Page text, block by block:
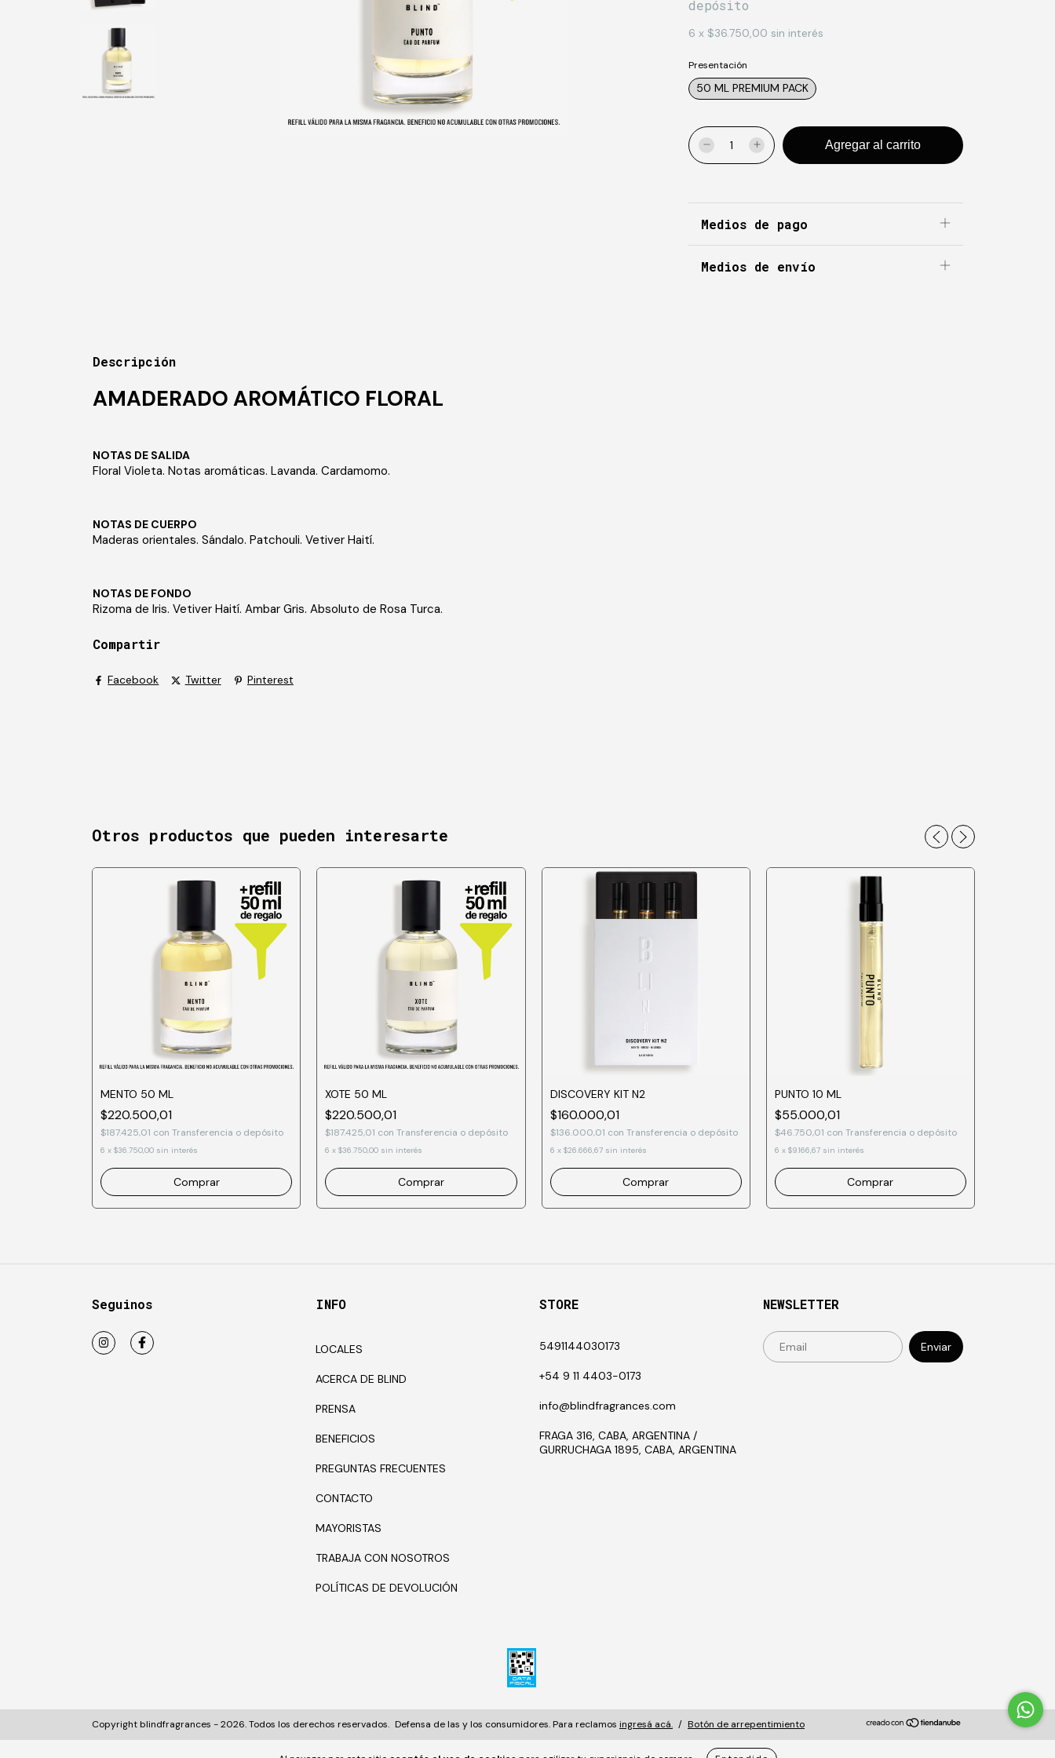
depósito
6 x $36.750,00 sin interés
Presentación
50 ML PREMIUM PACK
Medios de pago
Medios de envío
Descripción
AMADERADO AROMÁTICO FLORAL
NOTAS DE SALIDA
Floral Violeta. Notas aromáticas. Lavanda. Cardamomo.
NOTAS DE CUERPO
Maderas orientales. Sándalo. Patchouli. Vetiver Haití.
NOTAS DE FONDO
Rizoma de Iris. Vetiver Haití. Ambar Gris. Absoluto de Rosa Turca.
Compartir
Facebook Twitter Pinterest
Otros productos que pueden interesarte
MENTO 50 ML
$220.500,01
$187.425,01 con Transferencia o depósito
6 x $36.750,00 sin interés
Comprar
XOTE 50 ML
$220.500,01
$187.425,01 con Transferencia o depósito
6 x$36.750,00 sin interés
Comprar
DISCOVERY KIT N2
$160.000,01
$136.000,01 con Transferencia o depósito
6 x $26.666,67 sin interés
Comprar
PUNTO 10 ML
$55.000,01
$46.750,01 con Transferencia o depósito
6 x $9.166,67 sin interés
Comprar
Seguinos INFO
LOCALES
ACERCA DE BLIND
PRENSA
BENEFICIOS
PREGUNTAS FRECUENTES
CONTACTO
MAYORISTAS
TRABAJA CON NOSOTROS
POLÍTICAS DE DEVOLUCIÓN
STORE
5491144030173
+54 9 11 4403-0173
info@blindfragrances.com
FRAGA 316, CABA, ARGENTINA /
GURRUCHAGA 1895, CABA, ARGENTINA
NEWSLETTER
Copyright blindfragrances - 2026. Todos los derechos reservados. Defensa de las y los consumidores. Para reclamos ingresá acá. / Botón de arrepentimiento